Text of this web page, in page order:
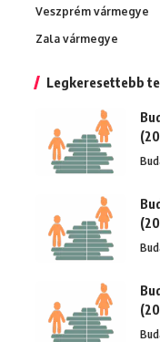
Veszprém vármegye
Zala vármegye
Legkeresettebb